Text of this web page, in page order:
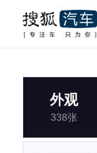
外观
338张